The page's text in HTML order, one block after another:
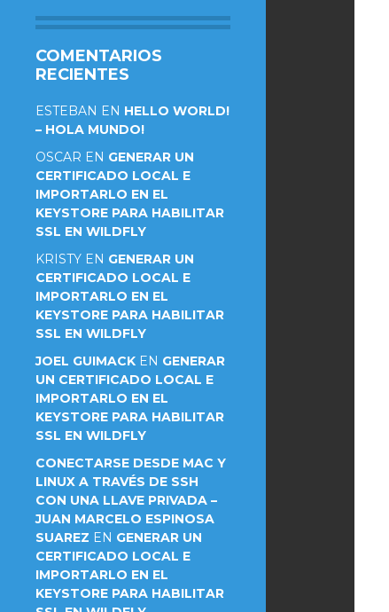
COMENTARIOS
RECIENTES
ESTEBAN EN HELLO WORLD!
– HOLA MUNDO!
OSCAR EN GENERAR UN
CERTIFICADO LOCAL E
IMPORTARLO EN EL
KEYSTORE PARA HABILITAR
SSL EN WILDFLY
KRISTY EN GENERAR UN
CERTIFICADO LOCAL E
IMPORTARLO EN EL
KEYSTORE PARA HABILITAR
SSL EN WILDFLY
JOEL GUIMACK EN GENERAR
UN CERTIFICADO LOCAL E
IMPORTARLO EN EL
KEYSTORE PARA HABILITAR
SSL EN WILDFLY
CONECTARSE DESDE MAC Y
LINUX A TRAVÉS DE SSH
CON UNA LLAVE PRIVADA –
JUAN MARCELO ESPINOSA
SUAREZ EN GENERAR UN
CERTIFICADO LOCAL E
IMPORTARLO EN EL
KEYSTORE PARA HABILITAR